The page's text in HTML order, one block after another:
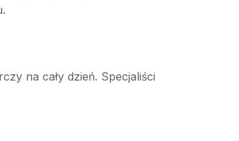
na cały dzień. Specjaliści